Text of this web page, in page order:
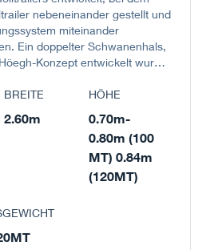
nebeneinander gestellt und
miteinander
Konzept entwickelt wurde,
des Transports jederzeit fest
BREITE
2.60m
HÖHE
0.70m-
0.80m (100
MT) 0.84m
(120MT)